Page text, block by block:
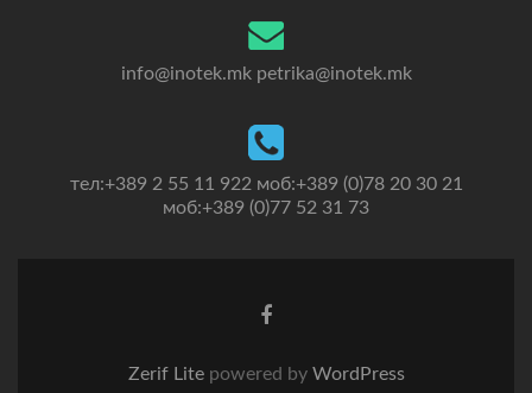
info@inotek.mk petrika@inotek.mk
тел:+389 2 55 11 922 моб:+389 (0)78 20 30 21
моб:+389 (0)77 52 31 73
Go
Zerif Lite powered byWordPress